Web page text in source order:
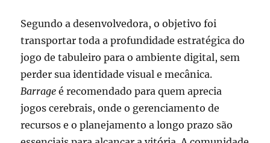
Segundo a desenvolvedora, o objetivo foi
transportar toda a profundidade estratégica do
jogo de tabuleiro para o ambiente digital, sem
perder sua identidade visual e mecânica.
Barrage é recomendado para quem aprecia
jogos cerebrais, onde o gerenciamento de
recursos e o planejamento a longo prazo são